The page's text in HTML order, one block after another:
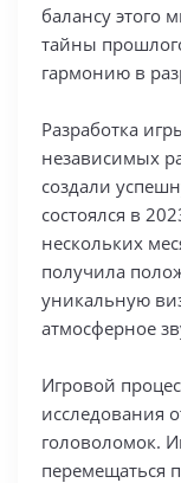
балансу этого
тайны
гармонию в
Разработка
независимых
создали
состоялся в
нескольких
получила
уникальную
атмосферное
Игровой
исследования
головоломок.
перемещаться